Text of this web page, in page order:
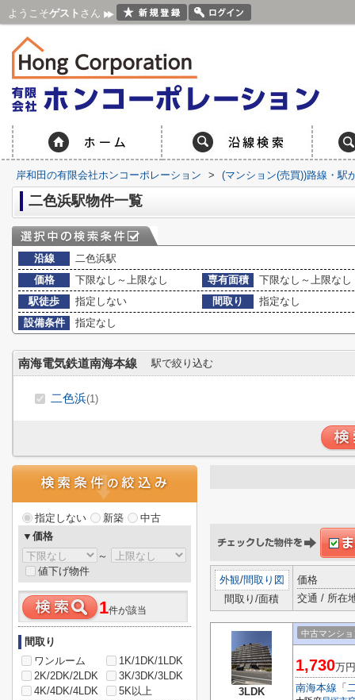
ようこそゲスト さん
岸和田の有限会社ホンコーポレーション > (マンション(売買))路線・駅
二色浜駅物件一覧
沿線
二色浜駅
価格
下限なし～上限なし 専有面積
下限なし～上限なし
駅徒歩
指定しない 間取り
指定なし
設備条件
指定なし
南海電気鉄道南海本線 駅で絞り込む
二色浜(1)
外観/間取り図
間取り/面積
価格
交通 / 所在
3LDK
中古マンショ
1,730万円
南海本線 「
指定しない 新築
中古
▼価格
～
値下げ物件
1件が該当
間取り
ワンルーム
1K/1DK/1LDK
2K/2DK/2LDK
3K/3DK/3LDK
4K/4DK/4LDK
5K以上